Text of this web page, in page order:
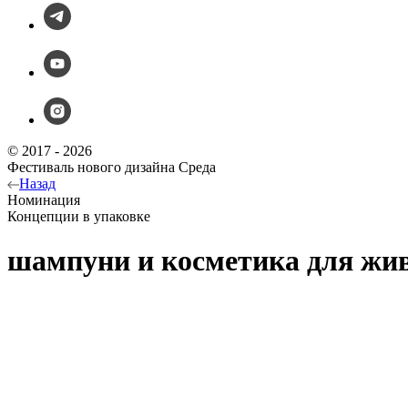
© 2017 - 2026
Фестиваль нового дизайна Среда
Назад
Номинация
Концепции в упаковке
шампуни и косметика для